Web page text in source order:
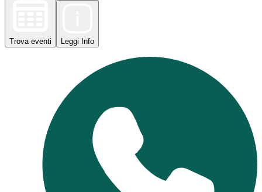
Trova eventi Leggi Info